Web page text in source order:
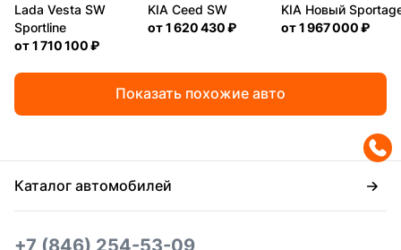
Lada Vesta SW
Sportline
от1 710 100 ₽
KIA Ceed SW
от1 620 430 ₽
KIA Новый
от1 967 000 ₽
Показать похожие авто
Каталог автомобилей
+7 (846) 254-53-09